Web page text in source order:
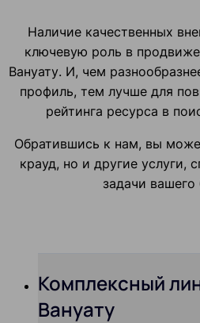
Наличие качественных
ключевую роль в
Вануату. И, чем
профиль, тем лучше для
рейтинга ресурса в
Обратившись к нам, вы
крауд, но и другие услуги,
задачи вашего
Комплексный
Вануату